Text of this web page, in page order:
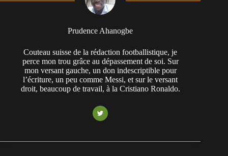
Prudence Ahanogbe
Couteau suisse de la rédaction footballistique, je
perce mon trou grâce au dépassement de soi. Sur
mon versant gauche, un don indescriptible pour
l’écriture, un peu comme Messi, et sur le versant
droit, beaucoup de travail, à la Cristiano Ronaldo.